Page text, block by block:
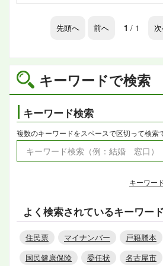
キーワードで検索
キーワード検索
複数のキーワードをスペースで区切って検索
キーワー
よく検索されているキーワード
住民票 マイナンバー 戸籍謄本
国民健康保険
委任状 名古屋市
先頭へ 前へ 1 / 1